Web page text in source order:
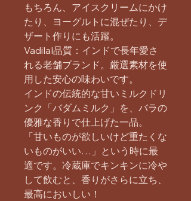
もちろん、アイスクリームにかけ
たり、ヨーグルトに混ぜたり、デ
ザート作りにも活躍。
Vadilal品質：インドで長年愛さ
れる老舗ブランド。厳選素材を使
用した安心の味わいです。
インドの伝統的な甘いミルクドリ
ンク「バダムミルク」を、バラの
優雅な香りで仕上げた一品。
「甘いものが欲しいけど重たくな
いものがいい…」という時に最
適です。冷蔵庫でキンキンに冷や
して飲むと、香りがさらに立ち、
最高においしい！